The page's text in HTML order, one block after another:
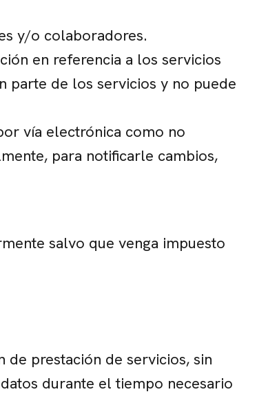
y/o colaboradores.
en referencia a los servicios
parte de los servicios y no puede
vía electrónica como no
para notificarle cambios,
salvo que venga impuesto
de prestación de servicios, sin
durante el tiempo necesario